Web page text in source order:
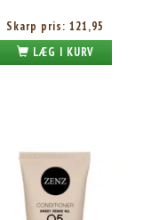
Skarp pris: 121,95
LÆG I KURV